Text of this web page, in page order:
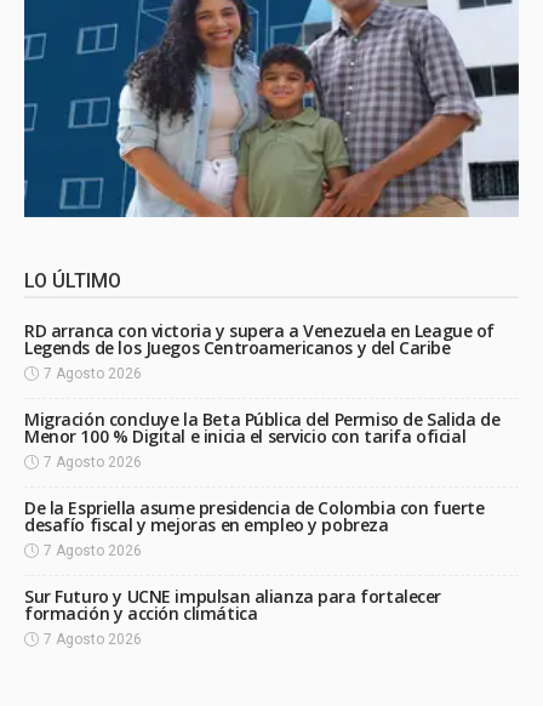
LO ÚLTIMO
RD arranca con victoria y supera a Venezuela en League of
Legends de los Juegos Centroamericanos y del Caribe
7 Agosto 2026
Migración concluye la Beta Pública del Permiso de Salida de
Menor 100 % Digital e inicia el servicio con tarifa oficial
7 Agosto 2026
De la Espriella asume presidencia de Colombia con fuerte
desafío fiscal y mejoras en empleo y pobreza
7 Agosto 2026
Sur Futuro y UCNE impulsan alianza para fortalecer
formación y acción climática
7 Agosto 2026